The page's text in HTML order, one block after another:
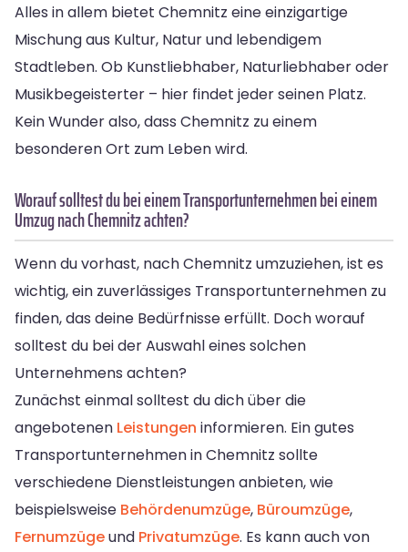
Alles in allem bietet Chemnitz eine einzigartige
Mischung aus Kultur, Natur und lebendigem
Stadtleben. Ob Kunstliebhaber, Naturliebhaber oder
Musikbegeisterter – hier findet jeder seinen Platz.
Kein Wunder also, dass Chemnitz zu einem
besonderen Ort zum Leben wird.
Worauf solltest du bei einem Transportunternehmen bei einem
Umzug nach Chemnitz achten?
Wenn du vorhast, nach Chemnitz umzuziehen, ist es
wichtig, ein zuverlässiges Transportunternehmen zu
finden, das deine Bedürfnisse erfüllt. Doch worauf
solltest du bei der Auswahl eines solchen
Unternehmens achten?
Zunächst einmal solltest du dich über die
angebotenen Leistungen informieren. Ein gutes
Transportunternehmen in Chemnitz sollte
verschiedene Dienstleistungen anbieten, wie
beispielsweise Behördenumzüge, Büroumzüge,
Fernumzügeund Privatumzüge. Es kann auch von